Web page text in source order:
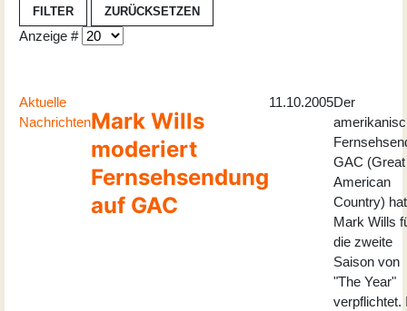
FILTER ZURÜCKSETZEN
Anzeige #
Aktuelle
NachrichtenMark Wills
moderiert
Fernsehsendung
auf GAC
11.10.2005Der
GAC (Great
American
Country) hat
Mark Wills
die zweite
Saison von
"The Year"
verpflichtet.